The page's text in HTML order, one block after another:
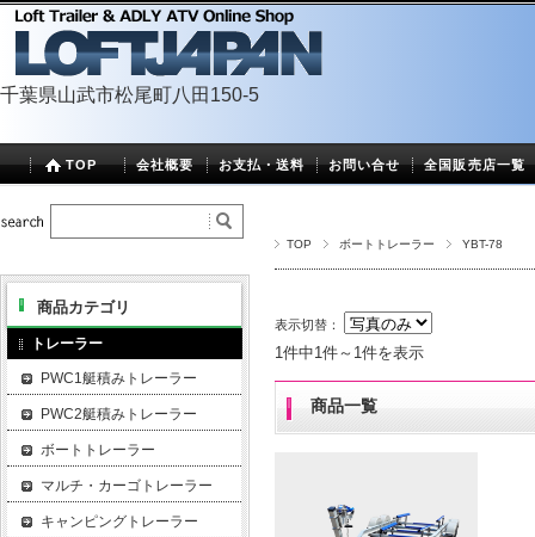
千葉県山武市松尾町八田150-5
TOP 会社概要 お支払・送料 お問い合せ 全国販売店一覧
TOP ボートトレーラー YBT-78
表示切替：
1件中1件～1件を表示
商品一覧
商品カテゴリ
トレーラー
PWC1艇積みトレーラー
PWC2艇積みトレーラー
ボートトレーラー
マルチ・カーゴトレーラー
キャンピングトレーラー